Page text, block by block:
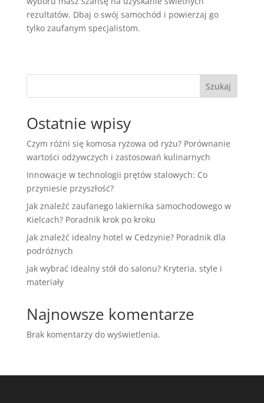
rezultatów. Dbaj o swój samochód i powierzaj go
tylko zaufanym specjalistom.
Szukaj
Ostatnie wpisy
Czym różni się komosa ryżowa od ryżu? Porównanie
wartości odżywczych i zastosowań kulinarnych
Innowacje w technologii prętów stalowych: Co
przyniesie przyszłość?
Jak znaleźć zaufanego lakiernika samochodowego w
Kielcach? Poradnik krok po kroku
Jak znaleźć idealny hotel w Cedzynie? Poradnik dla
podróżnych
Jak wybrać idealny stół do salonu? Kryteria, style i
materiały
Najnowsze komentarze
Brak komentarzy do wyświetlenia.